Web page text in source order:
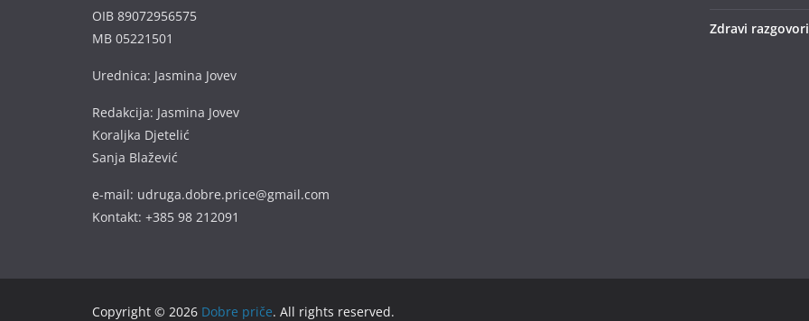
OIB 89072956575
MB 05221501
Urednica: Jasmina Jovev
Redakcija: Jasmina Jovev
Koraljka Djetelić
Sanja Blažević
e-mail: udruga.dobre.price@gmail.com
Kontakt: +385 98 212091
Zdravi razgovori
Copyright © 2026 Dobre priče. All rights reserved.